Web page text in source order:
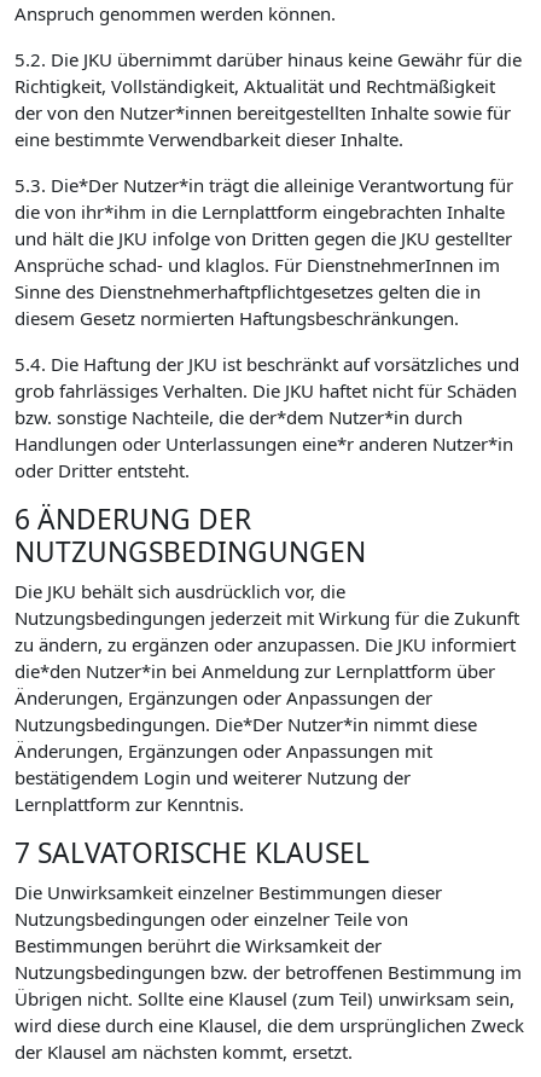
Anspruch genommen werden können.
5.2. Die JKU übernimmt darüber hinaus keine Gewähr für die
Richtigkeit, Vollständigkeit, Aktualität und Rechtmäßigkeit
der von den Nutzer*innen bereitgestellten Inhalte sowie für
eine bestimmte Verwendbarkeit dieser Inhalte.
5.3. Die*Der Nutzer*in trägt die alleinige Verantwortung für
die von ihr*ihm in die Lernplattform eingebrachten Inhalte
und hält die JKU infolge von Dritten gegen die JKU gestellter
Ansprüche schad- und klaglos. Für DienstnehmerInnen im
Sinne des Dienstnehmerhaftpflichtgesetzes gelten die in
diesem Gesetz normierten Haftungsbeschränkungen.
5.4. Die Haftung der JKU ist beschränkt auf vorsätzliches und
grob fahrlässiges Verhalten. Die JKU haftet nicht für Schäden
bzw. sonstige Nachteile, die der*dem Nutzer*in durch
Handlungen oder Unterlassungen eine*r anderen Nutzer*in
oder Dritter entsteht.
6 ÄNDERUNG DER
NUTZUNGSBEDINGUNGEN
Die JKU behält sich ausdrücklich vor, die
Nutzungsbedingungen jederzeit mit Wirkung für die Zukunft
zu ändern, zu ergänzen oder anzupassen. Die JKU informiert
die*den Nutzer*in bei Anmeldung zur Lernplattform über
Änderungen, Ergänzungen oder Anpassungen der
Nutzungsbedingungen. Die*Der Nutzer*in nimmt diese
Änderungen, Ergänzungen oder Anpassungen mit
bestätigendem Login und weiterer Nutzung der
Lernplattform zur Kenntnis.
7 SALVATORISCHE KLAUSEL
Die Unwirksamkeit einzelner Bestimmungen dieser
Nutzungsbedingungen oder einzelner Teile von
Bestimmungen berührt die Wirksamkeit der
Nutzungsbedingungen bzw. der betroffenen Bestimmung im
Übrigen nicht. Sollte eine Klausel (zum Teil) unwirksam sein,
wird diese durch eine Klausel, die dem ursprünglichen Zweck
der Klausel am nächsten kommt, ersetzt.